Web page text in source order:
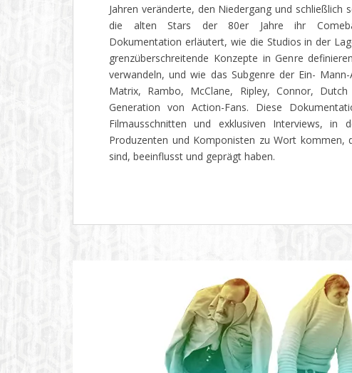
Jahren veränderte, den Niedergang und schließlich
die alten Stars der 80er Jahre ihr
Dokumentation erläutert, wie die Studios in der
grenzüberschreitende Konzepte in Genre
verwandeln, und wie das Subgenre der Ein-
Matrix, Rambo, McClane, Ripley, Connor,
Generation von Action-Fans. Diese
Filmausschnitten und exklusiven Interviews, in
Produzenten und Komponisten zu Wort
sind, beeinflusst und geprägt haben.